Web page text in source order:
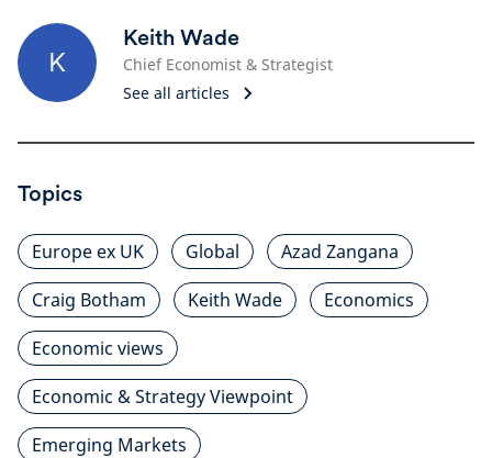
K
Keith Wade
Chief Economist & Strategist
See all articles
Topics
Europe ex UK Global
Azad Zangana
Craig Botham
Keith Wade
Economics
Economic views
Economic & Strategy Viewpoint
Emerging Markets